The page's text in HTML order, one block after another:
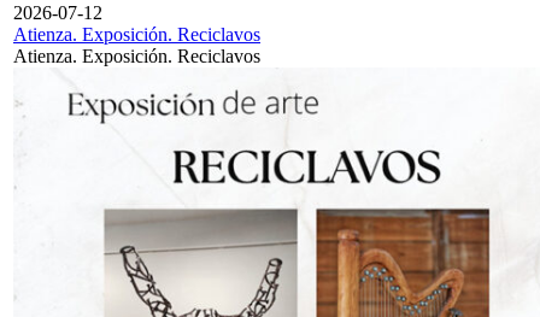
2026-07-12
Atienza. Exposición. Reciclavos
Atienza. Exposición. Reciclavos